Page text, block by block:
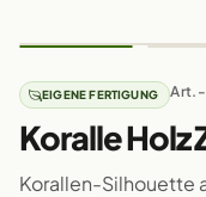
EIGENE FERTIGUNG Art.-
Koralle
Korallen-Silhouette